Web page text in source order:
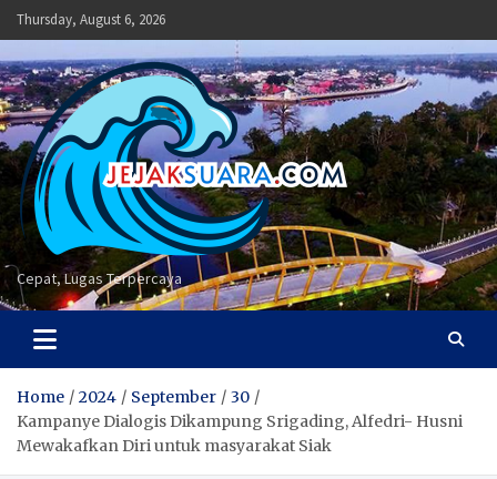
Skip
to
content
Thursday, August 6, 2026
Cepat, Lugas Terpercaya
Home 2024 September
30
Kampanye Dialogis Dikampung Srigading, Alfedri- Husni
Mewakafkan Diri untuk masyarakat Siak